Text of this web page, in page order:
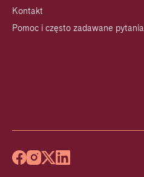
Kontakt
Pomoc i często zadawane pytania